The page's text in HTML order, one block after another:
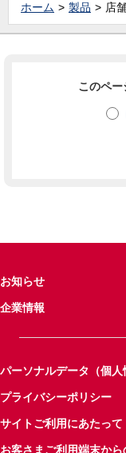
ホーム 製品 店
このペー
お知らせ
企業情報
パーソナルデータ（個
プライバシーポリシー
サイトご利用にあたって
お客さまご利用端末か